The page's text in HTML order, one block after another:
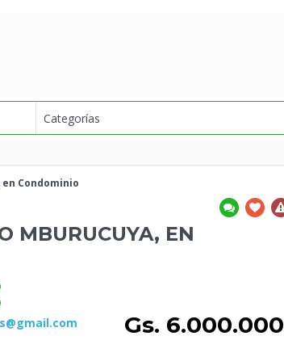
Condominio
MBURUCUYA, EN
Gs. 6.000.000